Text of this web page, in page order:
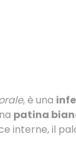
, è una
patina
interne, il